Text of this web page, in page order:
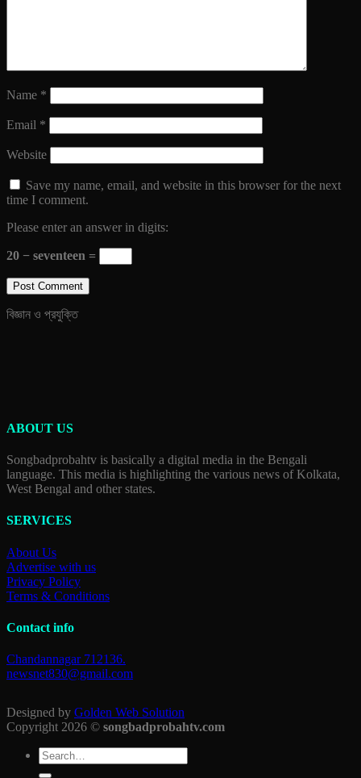
Name *
Email *
Website
Save my name, email, and website in this browser for the next
time I comment.
Please enter an answer in digits:
20 − seventeen =
বিজ্ঞান ও প্রযুক্তি
ABOUT US
Songbadprobahtv is basically a digital media in the Bengali
language. This media is highlighting the various news of Kolkata,
West Bengal and other states.
SERVICES
About Us
Advertise with us
Privacy Policy
Terms & Conditions
Contact info
Chandannagar 712136.
newsnet830@gmail.com
Designed by Golden Web Solution
Copyright 2026 © songbadprobahtv.com